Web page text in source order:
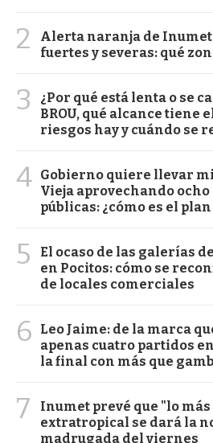
2
Alerta naranja de
fuertes y severas: qué
3
¿Por qué está lenta o se
BROU, qué alcance tiene
riesgos hay y cuándo se
4 Gobierno quiere llevar
Vieja aprovechando
públicas: ¿cómo es el plan
5
El ocaso de las galerías
en Pocitos: cómo se
de locales comerciales
6
Leo Jaime: de la marca
apenas cuatro partidos
la final con más que
7
Inumet prevé que "lo
extratropical se dará la
madrugada del viernes